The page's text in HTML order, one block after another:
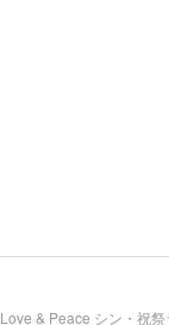
& Peace シン・祝